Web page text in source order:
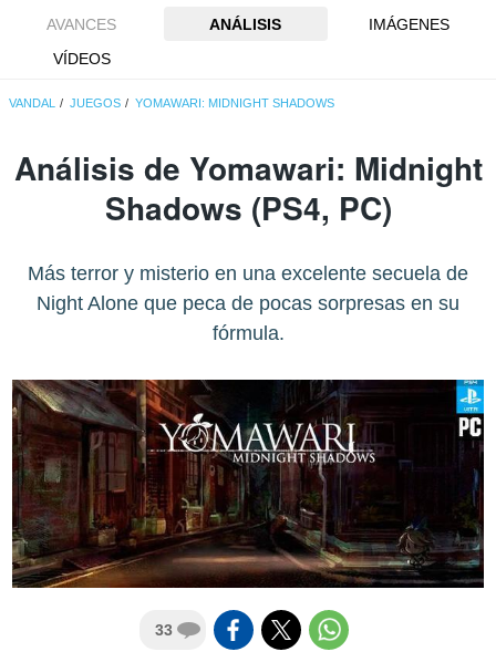
AVANCES
ANÁLISIS
IMÁGENES
VÍDEOS
VANDAL JUEGOS YOMAWARI: MIDNIGHT SHADOWS
Análisis de Yomawari: Midnight
Shadows (PS4, PC)
Más terror y misterio en una excelente secuela de
Night Alone que peca de pocas sorpresas en su
fórmula.
33